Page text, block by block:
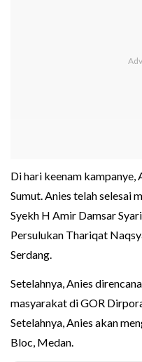
Di hari keenam
Sumut. Anies telah selesai
Syekh H Amir Damsar
Persulukan Thariqat
Serdang.
Setelahnya, Anies
masyarakat di GOR
Setelahnya, Anies akan
Bloc, Medan.